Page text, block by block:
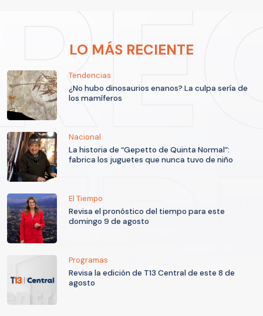
LO MÁS RECIENTE
Tendencias
¿No hubo dinosaurios enanos? La culpa sería de
los mamíferos
Nacional
La historia de “Gepetto de Quinta Normal”:
fabrica los juguetes que nunca tuvo de niño
El Tiempo
Revisa el pronóstico del tiempo para este
domingo 9 de agosto
Programas
Revisa la edición de T13 Central de este 8 de
agosto